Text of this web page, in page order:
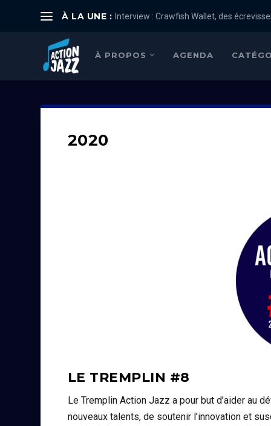
À LA UNE : Interview : Crawfish Wallet, des
À PROPOS AGENDA
2020
LE TREMPLIN #8
Le Tremplin Action Jazz a pour but d’aider au
nouveaux talents, de soutenir l’innovation et